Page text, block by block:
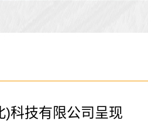
科技有限公司呈现